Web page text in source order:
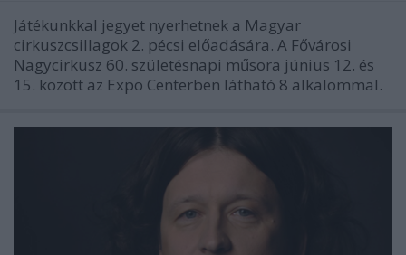
Játékunkkal jegyet nyerhetnek a Magyar
cirkuszcsillagok 2. pécsi előadására. A Fővárosi
Nagycirkusz 60. születésnapi műsora június 12. és
15. között az Expo Centerben látható 8 alkalommal.